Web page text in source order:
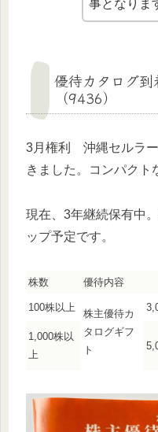
事となりま
優待カタログ
（9436）
3月権利 沖縄セルラ
きました。コンパクト
現在、3年継続保有中
ップ予定です。
株数 優待内容
100株以上
株主優待カ
タログギフ
ト
1,000株以
上